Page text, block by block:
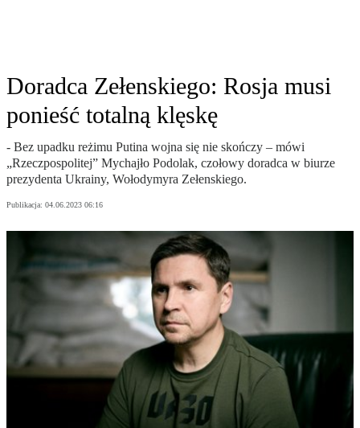
Doradca Zełenskiego: Rosja musi
ponieść totalną klęskę
- Bez upadku reżimu Putina wojna się nie skończy – mówi
„Rzeczpospolitej” Mychajło Podolak, czołowy doradca w biurze
prezydenta Ukrainy, Wołodymyra Zełenskiego.
Publikacja: 04.06.2023 06:16